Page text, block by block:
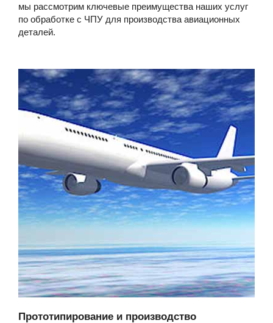
мы рассмотрим ключевые преимущества наших услуг
по обработке с ЧПУ для производства авиационных
деталей.
Прототипирование и производство